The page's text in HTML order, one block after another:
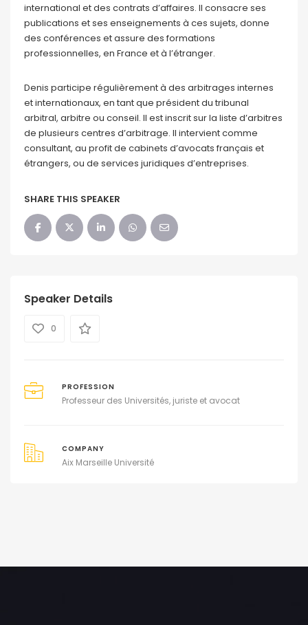
international et des contrats d’affaires. Il consacre ses
publications et ses enseignements à ces sujets, donne
des conférences et assure des formations
professionnelles, en France et à l’étranger.
Denis participe régulièrement à des arbitrages internes
et internationaux, en tant que président du tribunal
arbitral, arbitre ou conseil. Il est inscrit sur la liste d’arbitres
de plusieurs centres d’arbitrage. Il intervient comme
consultant, au profit de cabinets d’avocats français et
étrangers, ou de services juridiques d’entreprises.
SHARE THIS SPEAKER
Speaker Details
0
PROFESSION
Professeur des Universités, juriste et avocat
COMPANY
Aix Marseille Université